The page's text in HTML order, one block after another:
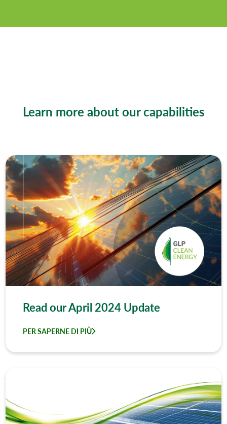
Learn more about our capabilities
Read our April 2024 Update
PER SAPERNE DI PIÙ